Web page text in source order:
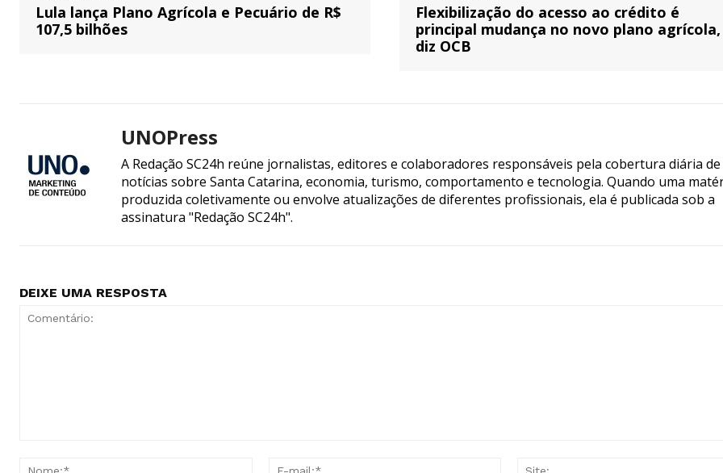
Lula lança Plano Agrícola e Pecuário de R$
107,5 bilhões
Flexibilização do acesso ao crédito é
principal mudança no novo plano agrícola,
diz OCB
UNOPress
A Redação SC24h reúne jornalistas, editores e colaboradores responsáveis pela cobertura diária de
notícias sobre Santa Catarina, economia, turismo, comportamento e tecnologia. Quando uma
produzida coletivamente ou envolve atualizações de diferentes profissionais, ela é publicada sob a
assinatura "Redação SC24h".
DEIXE UMA RESPOSTA
Nome:*